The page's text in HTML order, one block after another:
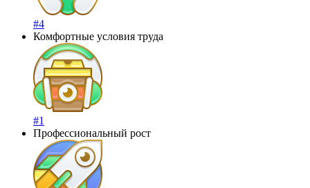
#4
Комфортные условия труда
#1
Профессиональный рост